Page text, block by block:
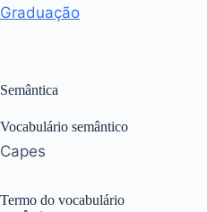
Graduação
Semântica
Vocabulário semântico
Capes
Termo do vocabulário